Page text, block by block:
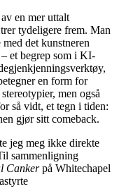
en mer uttalt
tydeligere frem. Man
det kunstneren
et begrep som i KI-
en form for
men også
så vidt, et tegn i tiden:
gjør sitt comeback.
jeg meg ikke direkte
sammenligning
Cankerpå Whitechapel